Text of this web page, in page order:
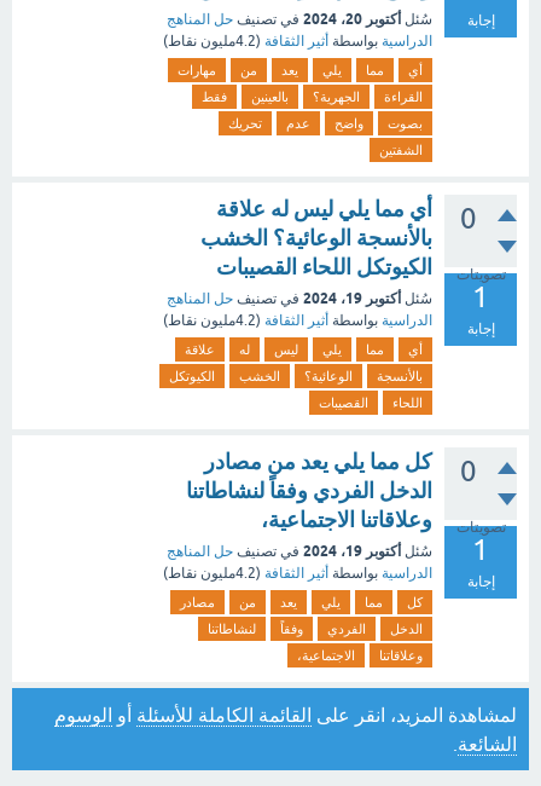
إجابة سُئل أكتوبر 20، 2024 في تصنيف حل المناهج
الدراسية بواسطة أثير الثقافة (4.2مليون نقاط)
أي مما يلي يعد من
مهارات
القراءة
الجهرية؟ بالعينين
فقط
بصوت
واضح عدم
تحريك
الشفتين
0
تصويتات
1
إجابة
أي مما يلي ليس له علاقة
بالأنسجة الوعائية؟ الخشب
الكيوتكل اللحاء القصيبات
سُئل أكتوبر 19، 2024 في تصنيف حل المناهج
الدراسية بواسطة أثير الثقافة (4.2مليون نقاط)
أي مما يلي ليس له
علاقة
بالأنسجة
الوعائية؟ الخشب
الكيوتكل
اللحاء
القصيبات
0
تصويتات
1
إجابة
كل مما يلي يعد من مصادر
الدخل الفردي وفقاً لنشاطاتنا
وعلاقاتنا الاجتماعية،
سُئل أكتوبر 19، 2024 في تصنيف حل المناهج
الدراسية بواسطة أثير الثقافة (4.2مليون نقاط)
كل مما يلي يعد من
مصادر
الدخل
الفردي وفقاً
لنشاطاتنا
وعلاقاتنا
الاجتماعية،
لمشاهدة المزيد، انقر على القائمة الكاملة للأسئلة أو الوسوم
الشائعة